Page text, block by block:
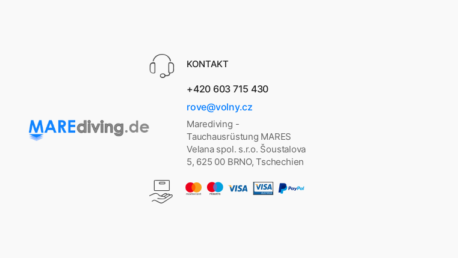
KONTAKT
+420 603 715 430
rove@volny.cz
Marediving -
Tauchausrüstung MARES
Velana spol. s.r.o. Šoustalova
5, 625 00 BRNO, Tschechien